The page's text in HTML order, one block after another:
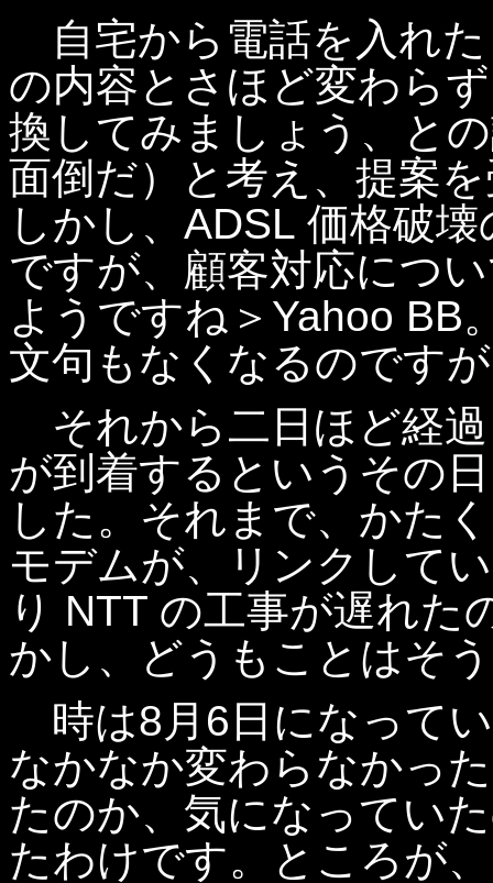
自宅から電話を入れ
の内容とさほど変わら
換してみましょう、と
面倒だ）と考え、提案
しかし、ADSL 価格破
ですが、顧客対応につ
ようですね＞Yahoo BB
文句もなくなるのです
それから二日ほど経
が到着するというその
した。それまで、かた
モデムが、リンクして
り NTT の工事が遅れた
かし、どうもことはそ
時は8月6日になって
なかなか変わらなかっ
たのか、気になってい
たわけです。ところが